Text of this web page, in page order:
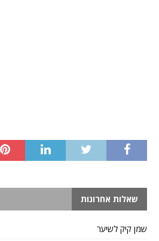
שאלות אחרונות
שמן קיק לשיער